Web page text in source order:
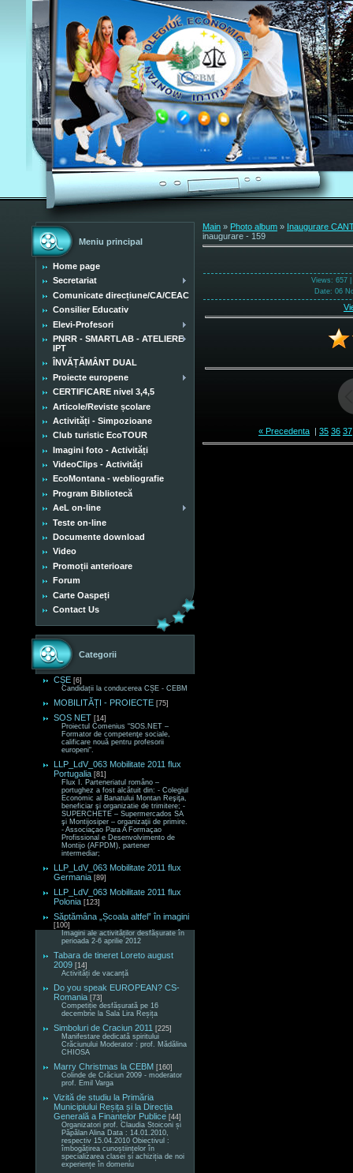
Meniu principal
Home page
Secretariat
Comunicate direcțiune/CA/CEAC
Consilier Educativ
Elevi-Profesori
PNRR - SMARTLAB - ATELIERE
IPT
ÎNVĂȚĂMÂNT DUAL
Proiecte europene
CERTIFICARE nivel 3,4,5
Articole/Reviste școlare
Activități - Simpozioane
Club turistic EcoTOUR
Imagini foto - Activități
VideoClips - Activități
EcoMontana - webliografie
Program Bibliotecă
AeL on-line
Teste on-line
Documente download
Video
Promoții anterioare
Forum
Carte Oaspeți
Contact Us
Categorii
CȘE [6]
Candidații la conducerea CȘE - CEBM
MOBILITĂȚI - PROIECTE [75]
SOS NET [14]
Proiectul Comenius “SOS.NET –
Formator de competenţe sociale,
calificare nouă pentru profesorii
europeni“.
LLP_LdV_063 Mobilitate 2011 flux
Portugalia [81]
Flux I. Parteneriatul româno –
portughez a fost alcătuit din: - Colegiul
Economic al Banatului Montan Reşiţa,
beneficiar şi organizatie de trimitere; -
SUPERCHETE – Supermercados SA
şi Montijosiper – organizaţii de primire.
- Associaçao Para A Formaçao
Profissional e Desenvolvimento de
Montijo (AFPDM), partener
intermediar;
LLP_LdV_063 Mobilitate 2011 flux
Germania [89]
LLP_LdV_063 Mobilitate 2011 flux
Polonia [123]
Săptămâna „Școala altfel” în imagini
[100]
Imagini ale activităților desfășurate în
perioada 2-6 aprilie 2012
Tabara de tineret Loreto august
2009 [14]
Activități de vacanță
Do you speak EUROPEAN? CS-
Romania [73]
Competiție desfășurată pe 16
decembrie la Sala Lira Reșița
Simboluri de Craciun 2011 [225]
Manifestare dedicată spiritului
Crăciunului Moderator : prof. Mădălina
CHIOSA
Marry Christmas la CEBM [160]
Colinde de Crăciun 2009 - moderator
prof. Emil Varga
Vizită de studiu la Primăria
Municipiului Reșița și la Direcția
Generală a Finanțelor Publice [44]
Organizatori prof. Claudia Stoiconi și
Păpălan Alina Data : 14.01.2010,
respectiv 15.04.2010 Obiectivul :
îmbogățirea cunoștiințelor în
specializarea clasei și achiziția de noi
experiențe în domeniu
Main » Photo album » Inaugurare
inaugurare - 159
Views: 657 |
Date: 06
« Precedenta | 35 36 37